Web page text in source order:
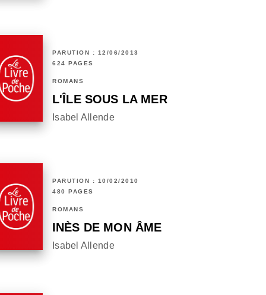
PARUTION : 12/06/2013
624 PAGES
ROMANS
L'ÎLE SOUS LA MER
Isabel Allende
PARUTION : 10/02/2010
480 PAGES
ROMANS
INÈS DE MON ÂME
Isabel Allende